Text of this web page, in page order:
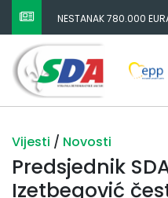
NESTANAK 780.000
SLUČAJNI PREVID,
VLADA FBIH I NJENI
Vijesti / Novosti
Predsjednik
Izetbegović